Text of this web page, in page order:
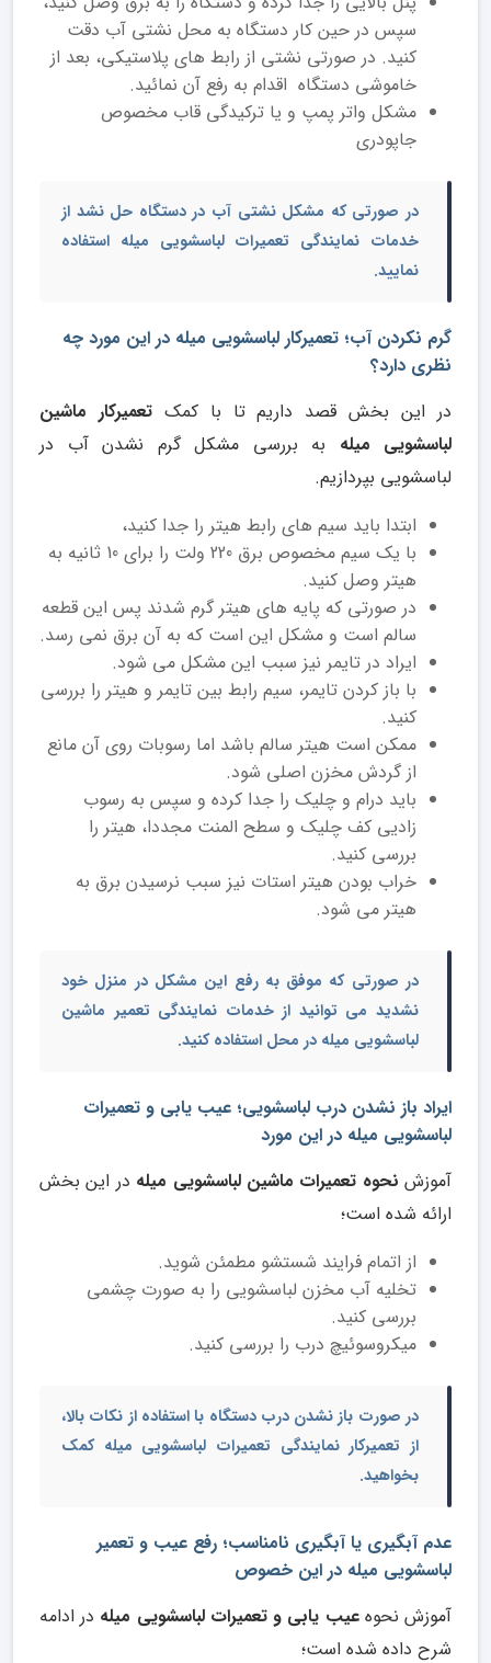
سپس در حین کار دستگاه به محل نشتی آب دقت
کنید. در صورتی نشتی از رابط های پلاستیکی، بعد از
خاموشی دستگاه اقدام به رفع آن نمائید.
مشکل واتر پمپ و یا ترکیدگی قاب مخصوص
جاپودری
در صورتی که مشکل نشتی آب در دستگاه حل نشد از
خدمات نمایندگی تعمیرات لباسشویی میله استفاده
نمایید.
گرم نکردن آب؛ تعمیرکار لباسشویی میله در این مورد چه
نظری دارد؟
در این بخش قصد داریم تا با کمک تعمیرکار ماشین
لباسشویی میله به بررسی مشکل گرم نشدن آب در
لباسشویی بپردازیم.
ابتدا باید سیم های رابط هیتر را جدا کنید،
با یک سیم مخصوص برق 220 ولت را برای 10 ثانیه به
هیتر وصل کنید.
در صورتی که پایه های هیتر گرم شدند پس این قطعه
سالم است و مشکل این است که به آن برق نمی رسد.
ایراد در تایمر نیز سبب این مشکل می شود.
با باز کردن تایمر، سیم رابط بین تایمر و هیتر را بررسی
کنید.
ممکن است هیتر سالم باشد اما رسوبات روی آن مانع
از گردش مخزن اصلی شود.
باید درام و چلیک را جدا کرده و سپس به رسوب
زادیی کف چلیک و سطح المنت مجددا، هیتر را
بررسی کنید.
خراب بودن هیتر استات نیز سبب نرسیدن برق به
هیتر می شود.
در صورتی که موفق به رفع این مشکل در منزل خود
نشدید می توانید از خدمات نمایندگی تعمیر ماشین
لباسشویی میله در محل استفاده کنید.
ایراد باز نشدن درب لباسشویی؛ عیب یابی و تعمیرات
لباسشویی میله در این مورد
آموزش نحوه تعمیرات ماشین لباسشویی میله در این بخش
ارائه شده است؛
از اتمام فرایند شستشو مطمئن شوید.
تخلیه آب مخزن لباسشویی را به صورت چشمی
بررسی کنید.
میکروسوئیچ درب را بررسی کنید.
در صورت باز نشدن درب دستگاه با استفاده از نکات بالا،
از تعمیرکار نمایندگی تعمیرات لباسشویی میله کمک
بخواهید.
عدم آبگیری یا آبگیری نامناسب؛ رفع عیب و تعمیر
لباسشویی میله در این خصوص
آموزش نحوهعیب یابی و تعمیرات لباسشویی میله در ادامه
شرح داده شده است؛